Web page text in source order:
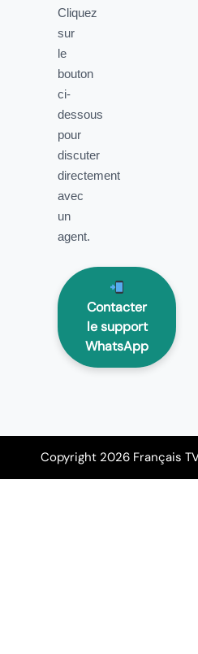
Cliquez
sur
le
bouton
ci-
dessous
pour
discuter
directement
avec
un
agent.
Contacter
le support
WhatsApp
Copyright 2026 Français